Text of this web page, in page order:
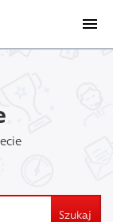
Szukaj